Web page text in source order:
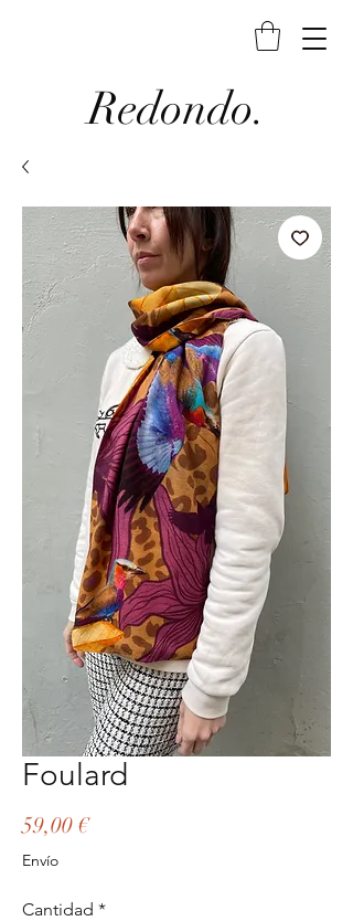
Redondo.
Foulard
59,00 €Precio
Envío
Cantidad *